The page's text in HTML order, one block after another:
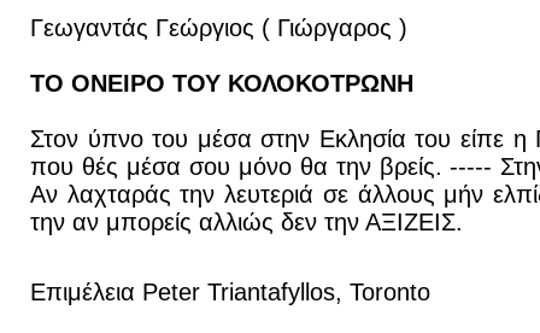
Γεωγαντάς Γεώργιος ( Γιώργαρος )
ΤΟ ΟΝΕΙΡΟ ΤΟΥ ΚΟΛΟΚΟΤΡΩΝΗ
Στον ύπνο του μέσα στην Εκλησία του είπε η
που θές μέσα σου μόνο θα την βρείς. -----
Αν λαχταράς την λευτεριά σε άλλους μήν
την αν μπορείς αλλιώς δεν την ΑΞΙΖΕΙΣ.
Επιμέλεια Peter Triantafyllos, Toronto